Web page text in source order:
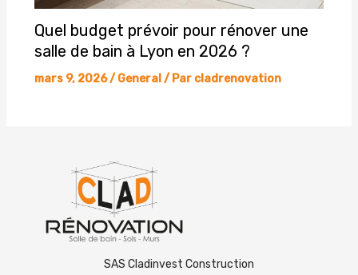
Quel budget prévoir pour rénover une
salle de bain à Lyon en 2026 ?
mars 9, 2026/ General/ Par cladrenovation
SAS Cladinvest Construction